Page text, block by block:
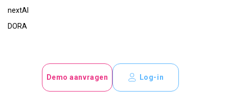
nextAI
DORA
Demo aanvragen Log-in